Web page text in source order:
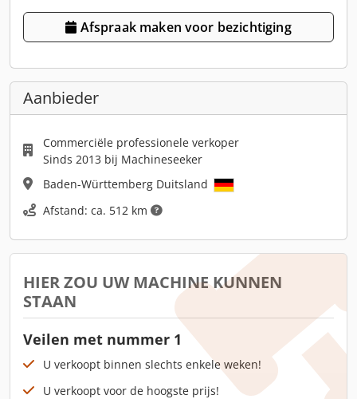
Afspraak maken voor bezichtiging
Aanbieder
Commerciële professionele verkoper
Sinds 2013 bij Machineseeker
Baden-Württemberg Duitsland
Afstand: ca. 512 km
HIER ZOU UW MACHINE KUNNEN
STAAN
Veilen met nummer 1
U verkoopt binnen slechts enkele weken!
U verkoopt voor de hoogste prijs!